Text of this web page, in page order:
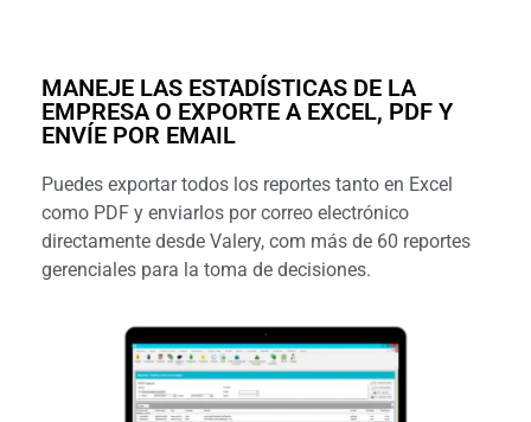
MANEJE LAS ESTADÍSTICAS DE LA
EMPRESA O EXPORTE A EXCEL, PDF Y
ENVÍE POR EMAIL
Puedes exportar todos los reportes tanto en Excel
como PDF y enviarlos por correo electrónico
directamente desde Valery, com más de 60 reportes
gerenciales para la toma de decisiones.